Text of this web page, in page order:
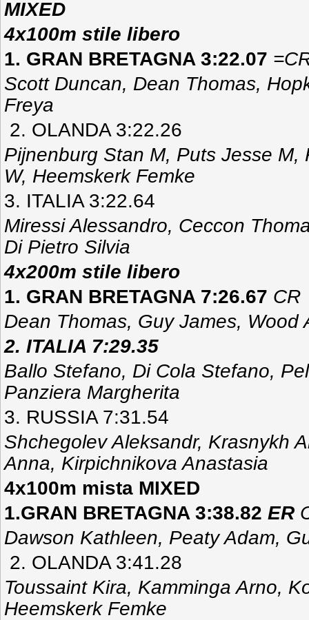
MIXED
4x100m stile libero
1. GRAN BRETAGNA 3:22.07
Scott Duncan, Dean Thomas,
Freya
2. OLANDA 3:22.26
Pijnenburg Stan M, Puts Jesse M,
W, Heemskerk Femke
3. ITALIA 3:22.64
Miressi Alessandro, Ceccon
Di Pietro Silvia
4x200m stile libero
1. GRAN BRETAGNA 7:26.67 CR
Dean Thomas, Guy James, Wood
2. ITALIA 7:29.35
Ballo Stefano, Di Cola Stefano,
Panziera Margherita
3. RUSSIA 7:31.54
Shchegolev Aleksandr, Krasnykh
Anna, Kirpichnikova Anastasia
4x100m mista MIXED
1.GRAN BRETAGNA 3:38.82 ER
Dawson Kathleen, Peaty Adam,
2. OLANDA 3:41.28
Toussaint Kira, Kamminga Arno,
Heemskerk Femke